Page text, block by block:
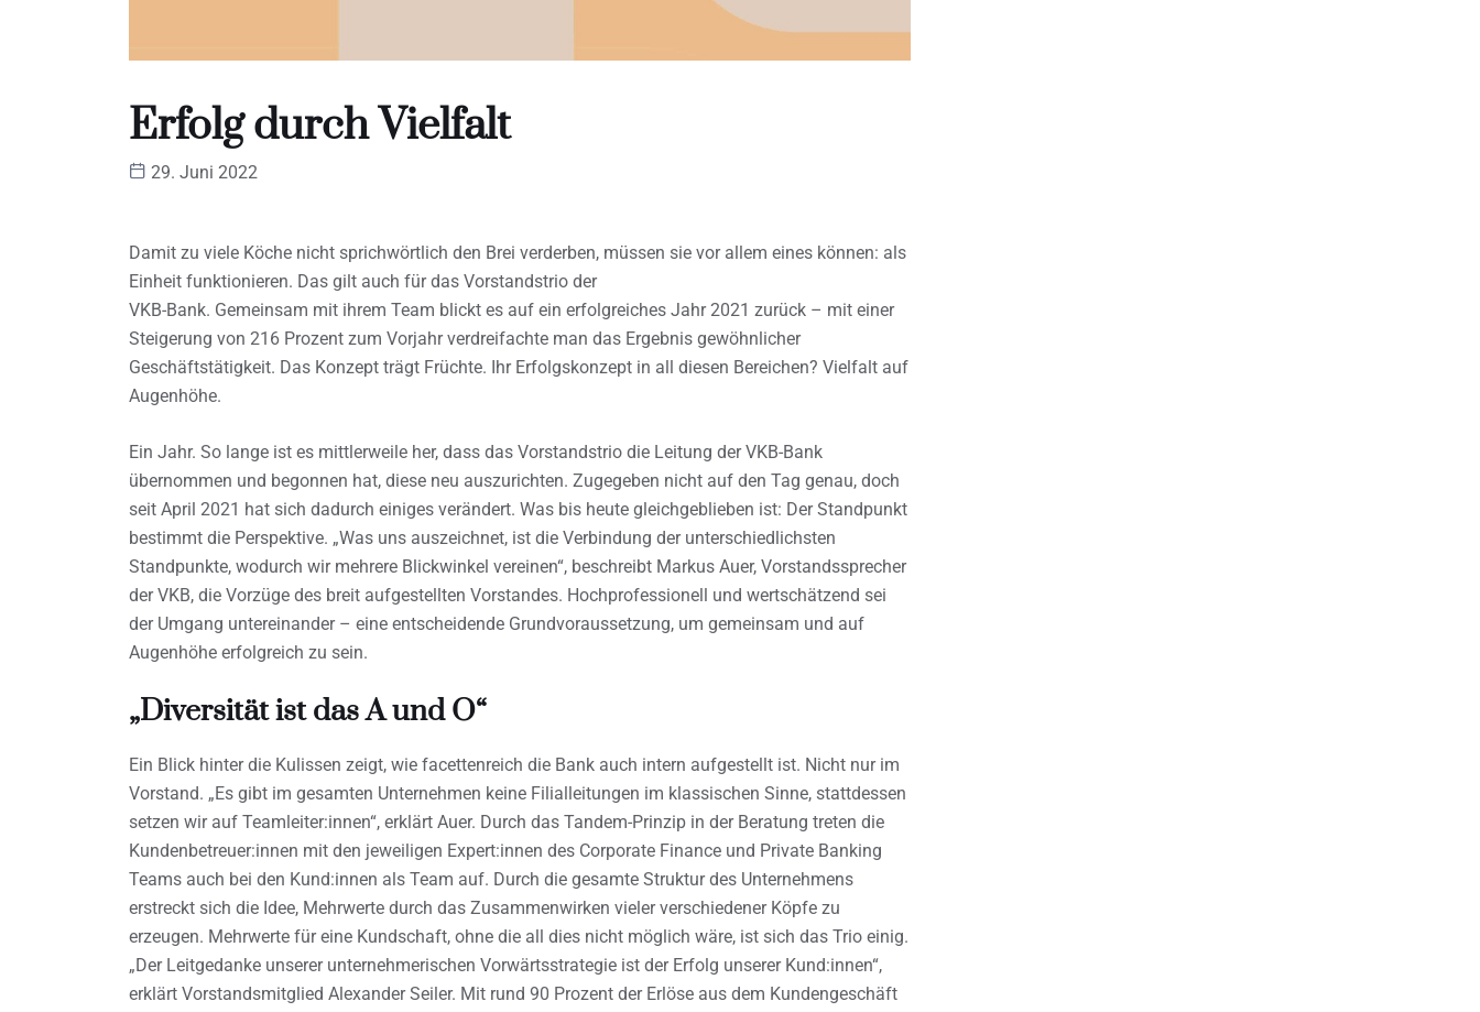
Erfolg durch Vielfalt
29. Juni 2022
Damit zu viele Köche nicht sprichwörtlich den Brei verderben, müssen sie vor allem eines können: als
Einheit funktionieren. Das gilt auch für das Vorstandstrio der
VKB-Bank. Gemeinsam mit ihrem Team blickt es auf ein erfolgreiches Jahr 2021 zurück – mit einer
Steigerung von 216 Prozent zum Vorjahr verdreifachte man das Ergebnis gewöhnlicher
Geschäftstätigkeit. Das Konzept trägt Früchte. Ihr Erfolgskonzept in all diesen Bereichen? Vielfalt auf
Augenhöhe.
Ein Jahr. So lange ist es mittlerweile her, dass das Vorstandstrio die Leitung der VKB-Bank
übernommen und begonnen hat, diese neu auszurichten. Zugegeben nicht auf den Tag genau, doch
seit April 2021 hat sich dadurch einiges verändert. Was bis heute gleichgeblieben ist: Der Standpunkt
bestimmt die Perspektive. „Was uns auszeichnet, ist die Verbindung der unterschiedlichsten
Standpunkte, wodurch wir mehrere Blickwinkel vereinen“, beschreibt Markus Auer, Vorstandssprecher
der VKB, die Vorzüge des breit aufgestellten Vorstandes. Hochprofessionell und wertschätzend sei
der Umgang untereinander – eine entscheidende Grundvoraussetzung, um gemeinsam und auf
Augenhöhe erfolgreich zu sein.
„Diversität ist das A und O“
Ein Blick hinter die Kulissen zeigt, wie facettenreich die Bank auch intern aufgestellt ist. Nicht nur im
Vorstand. „Es gibt im gesamten Unternehmen keine Filialleitungen im klassischen Sinne, stattdessen
setzen wir auf Teamleiter:innen“, erklärt Auer. Durch das Tandem-Prinzip in der Beratung treten die
Kundenbetreuer:innen mit den jeweiligen Expert:innen des Corporate Finance und Private Banking
Teams auch bei den Kund:innen als Team auf. Durch die gesamte Struktur des Unternehmens
erstreckt sich die Idee, Mehrwerte durch das Zusammenwirken vieler verschiedener Köpfe zu
erzeugen. Mehrwerte für eine Kundschaft, ohne die all dies nicht möglich wäre, ist sich das Trio einig.
„Der Leitgedanke unserer unternehmerischen Vorwärtsstrategie ist der Erfolg unserer Kund:innen“,
erklärt Vorstandsmitglied Alexander Seiler. Mit rund 90 Prozent der Erlöse aus dem Kundengeschäft